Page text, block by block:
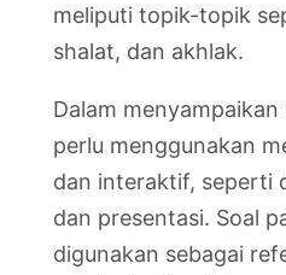
meliputi topik-topik
shalat, dan akhlak.
Dalam
perlu menggunakan
dan interaktif, seperti
dan presentasi. Soal
digunakan sebagai